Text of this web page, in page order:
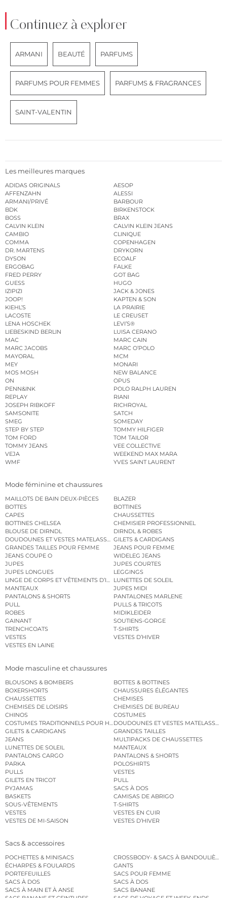
Continuez à explorer
ARMANI BEAUTÉ PARFUMS
PARFUMS POUR FEMMES PARFUMS & FRAGRANCES
SAINT-VALENTIN
Les meilleures marques
ADIDAS ORIGINALS
AESOP
AFFENZAHN
ALESSI
ARMANI/PRIVÉ
BARBOUR
BDK
BIRKENSTOCK
BOSS
BRAX
CALVIN KLEIN
CALVIN KLEIN JEANS
CAMBIO
CLINIQUE
COMMA
COPENHAGEN
DR. MARTENS
DRYKORN
DYSON
ECOALF
ERGOBAG
FALKE
FRED PERRY
GOT BAG
GUESS
HUGO
IZIPIZI
JACK & JONES
JOOP!
KAPTEN & SON
KIEHL’S
LA PRAIRIE
LACOSTE
LE CREUSET
LENA HOSCHEK
LEVI’S®
LIEBESKIND BERLIN
LUISA CERANO
MAC
MARC CAIN
MARC JACOBS
MARC O’POLO
MAYORAL
MCM
MEY
MONARI
MOS MOSH
NEW BALANCE
ON
OPUS
PENN&INK
POLO RALPH LAUREN
REPLAY
RIANI
JOSEPH RIBKOFF
RICHROYAL
SAMSONITE
SATCH
SMEG
SOMEDAY
STEP BY STEP
TOMMY HILFIGER
TOM FORD
TOM TAILOR
TOMMY JEANS
VEE COLLECTIVE
VEJA
WEEKEND MAX MARA
WMF
YVES SAINT LAURENT
Mode féminine et chaussures
MAILLOTS DE BAIN DEUX-PIÈCES
BLAZER
BOTTES
BOTTINES
CAPES
CHAUSSETTES
BOTTINES CHELSEA
CHEMISIER PROFESSIONNEL
BLOUSE DE DIRNDL
DIRNDL & ROBES
DOUDOUNES ET VESTES MATELASSÉESGILETS & CARDIGANS
GRANDES TAILLES POUR FEMME
JEANS POUR FEMME
JEANS COUPE O
WIDELEG JEANS
JUPES
JUPES COURTES
JUPES LONGUES
LEGGINGS
LINGE DE CORPS ET VÊTEMENTS D’INTÉRIEURLUNETTES DE SOLEIL
MANTEAUX
JUPES MIDI
PANTALONS & SHORTS
PANTALONES MARLENE
PULL
PULLS & TRICOTS
ROBES
MIDIKLEIDER
GAINANT
SOUTIENS-GORGE
TRENCHCOATS
T-SHIRTS
VESTES
VESTES D’HIVER
VESTES EN LAINE
Mode masculine et chaussures
BLOUSONS & BOMBERS
BOTTES & BOTTINES
BOXERSHORTS
CHAUSSURES ÉLÉGANTES
CHAUSSETTES
CHEMISES
CHEMISES DE LOISIRS
CHEMISES DE BUREAU
CHINOS
COSTUMES
COSTUMES TRADITIONNELS POUR HOMMEDOUDOUNES ET VESTES MATELASSÉES
GILETS & CARDIGANS
GRANDES TAILLES
JEANS
MULTIPACKS DE CHAUSSETTES
LUNETTES DE SOLEIL
MANTEAUX
PANTALONS CARGO
PANTALONS & SHORTS
PARKA
POLOSHIRTS
PULLS
VESTES
GILETS EN TRICOT
PULL
PYJAMAS
SACS À DOS
BASKETS
CAMISAS DE ABRIGO
SOUS-VÊTEMENTS
T-SHIRTS
VESTES
VESTES EN CUIR
VESTES DE MI-SAISON
VESTES D’HIVER
Sacs & accessoires
POCHETTES & MINISACS
CROSSBODY- & SACS À BANDOULIÈRE
ÉCHARPES & FOULARDS
GANTS
PORTEFEUILLES
SACS POUR FEMME
SACS À DOS
SACS À DOS
SACS À MAIN ET À ANSE
SACS BANANE